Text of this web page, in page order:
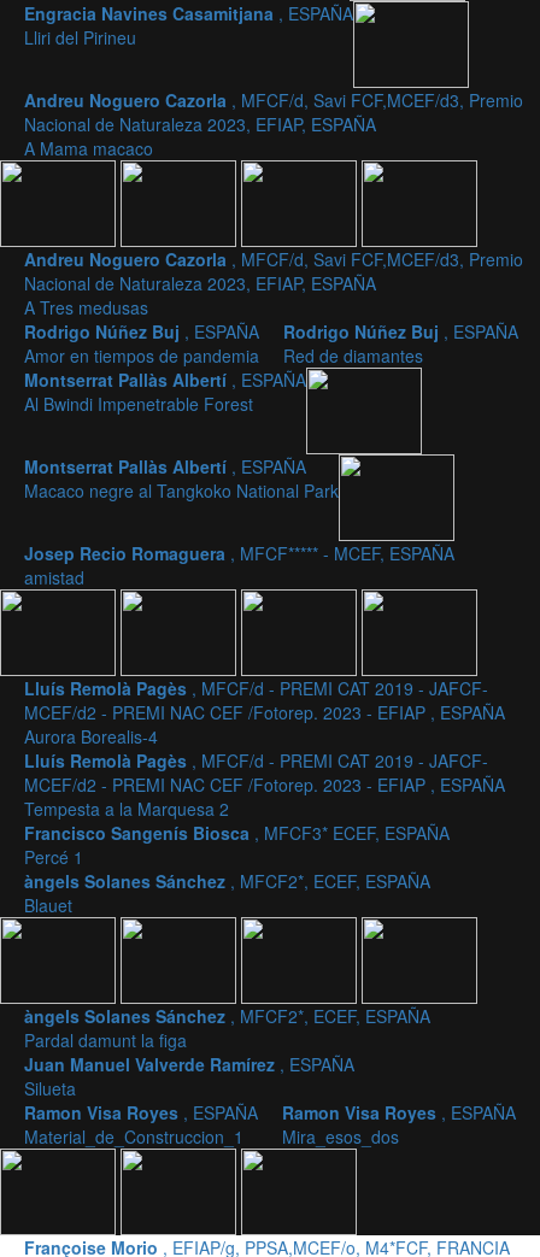
Engracia Navines Casamitjana , ESPAÑA
Lliri del Pirineu
Andreu Noguero Cazorla , MFCF/d, Savi FCF,MCEF/d3, Premio
Nacional de Naturaleza 2023, EFIAP, ESPAÑA
A Mama macaco
Andreu Noguero Cazorla , MFCF/d, Savi FCF,MCEF/d3, Premio
Nacional de Naturaleza 2023, EFIAP, ESPAÑA
A Tres medusas
Rodrigo Núñez Buj , ESPAÑA
Amor en tiempos de pandemia
Rodrigo Núñez Buj , ESPAÑA
Red de diamantes
Montserrat Pallàs Albertí , ESPAÑA
Al Bwindi Impenetrable Forest
Montserrat Pallàs Albertí , ESPAÑA
Macaco negre al Tangkoko National Park
Josep Recio Romaguera , MFCF***** - MCEF, ESPAÑA
amistad
Lluís Remolà Pagès , MFCF/d - PREMI CAT 2019 - JAFCF-
MCEF/d2 - PREMI NAC CEF /Fotorep. 2023 - EFIAP , ESPAÑA
Aurora Borealis-4
Lluís Remolà Pagès , MFCF/d - PREMI CAT 2019 - JAFCF-
MCEF/d2 - PREMI NAC CEF /Fotorep. 2023 - EFIAP , ESPAÑA
Tempesta a la Marquesa 2
Francisco Sangenís Biosca , MFCF3* ECEF, ESPAÑA
Percé 1
àngels Solanes Sánchez , MFCF2*, ECEF, ESPAÑA
Blauet
àngels Solanes Sánchez , MFCF2*, ECEF, ESPAÑA
Pardal damunt la figa
Juan Manuel Valverde Ramírez , ESPAÑA
Silueta
Ramon Visa Royes , ESPAÑA
Material_de_Construccion_1
Ramon Visa Royes , ESPAÑA
Mira_esos_dos
Françoise Morio , EFIAP/g, PPSA,MCEF/o, M4*FCF, FRANCIA